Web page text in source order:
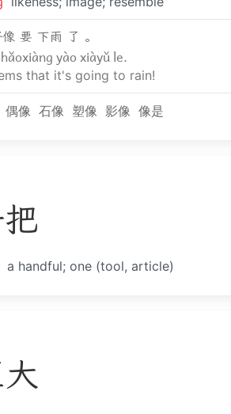
要 下雨 了 。
yào xiàyǔ le.
that it's going to rain!
偶像 石像 塑像 影像 像是
把
a handful; one (tool, article)
大